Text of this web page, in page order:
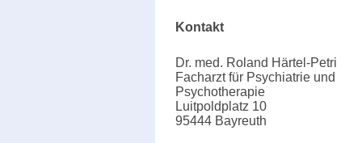
Kontakt
Dr. med. Roland Härtel-Petri
Facharzt für Psychiatrie und
Psychotherapie
Luitpoldplatz 10
95444 Bayreuth